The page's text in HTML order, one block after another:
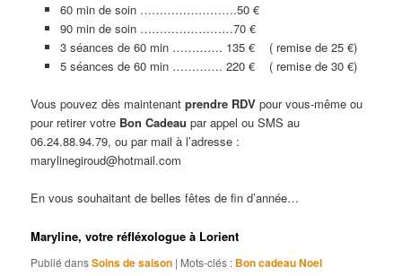
60 min de soin …………………….50 €
90 min de soin ……………………70 €
3 séances de 60 min …………. 135 € ( remise de 25 €)
5 séances de 60 min …………. 220 € ( remise de 30 €)
Vous pouvez dès maintenantprendre RDV pour vous-même ou
pour retirer votre Bon Cadeau par appel ou SMS au
06.24.88.94.79, ou par mail à l’adresse :
marylinegiroud@hotmail.com
En vous souhaitant de belles fêtes de fin d’année…
Maryline, votre réfléxologue à Lorient
Publié dansSoins de saison | Mots-clés : Bon cadeau Noel